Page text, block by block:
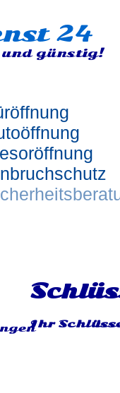
24
günstig!
Ihr